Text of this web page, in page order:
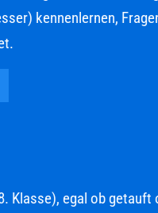
kennenlernen,
Klasse), egal ob getauft